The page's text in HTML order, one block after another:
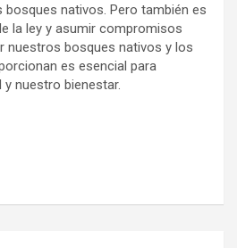
bosques nativos. Pero también es
la ley y asumir compromisos
nuestros bosques nativos y los
es esencial para
nuestro bienestar.